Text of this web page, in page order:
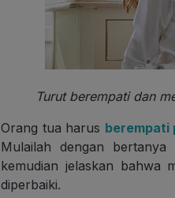
Turut berempati dan
Orang tua harus berempati
Mulailah dengan bertanya
kemudian jelaskan bahwa
diperbaiki.